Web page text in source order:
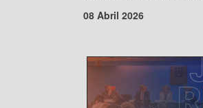
08 Abril 2026